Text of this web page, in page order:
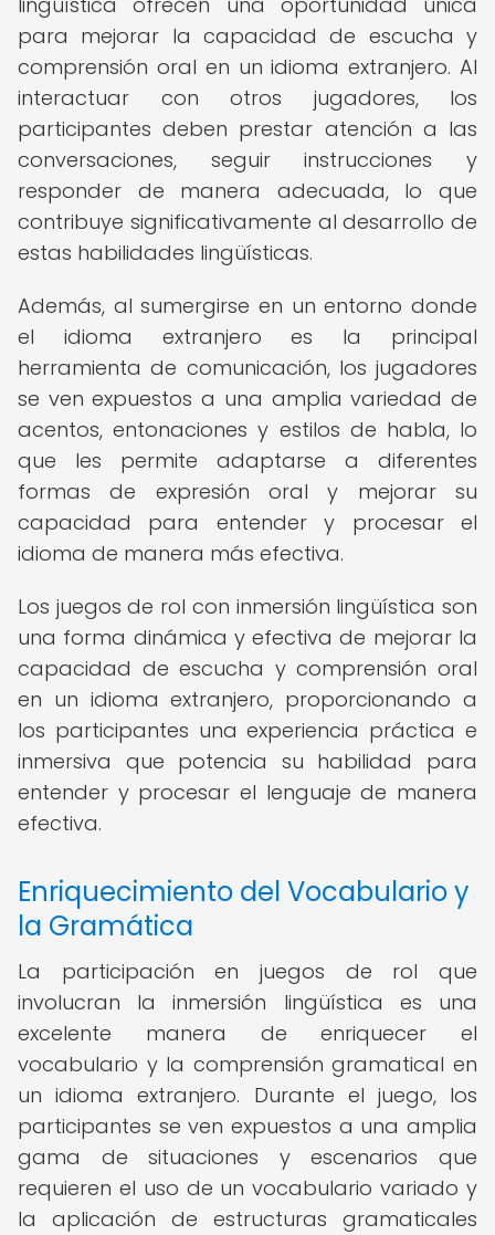
para mejorar la capacidad de escucha y
comprensión oral en un idioma extranjero. Al
interactuar con otros jugadores, los
participantes deben prestar atención a las
conversaciones, seguir instrucciones y
responder de manera adecuada, lo que
contribuye significativamente al desarrollo de
estas habilidades lingüísticas.
Además, al sumergirse en un entorno donde
el idioma extranjero es la principal
herramienta de comunicación, los jugadores
se ven expuestos a una amplia variedad de
acentos, entonaciones y estilos de habla, lo
que les permite adaptarse a diferentes
formas de expresión oral y mejorar su
capacidad para entender y procesar el
idioma de manera más efectiva.
Los juegos de rol con inmersión lingüística son
una forma dinámica y efectiva de mejorar la
capacidad de escucha y comprensión oral
en un idioma extranjero, proporcionando a
los participantes una experiencia práctica e
inmersiva que potencia su habilidad para
entender y procesar el lenguaje de manera
efectiva.
Enriquecimiento del Vocabulario y
la Gramática
La participación en juegos de rol que
involucran la inmersión lingüística es una
excelente manera de enriquecer el
vocabulario y la comprensión gramatical en
un idioma extranjero. Durante el juego, los
participantes se ven expuestos a una amplia
gama de situaciones y escenarios que
requieren el uso de un vocabulario variado y
la aplicación de estructuras gramaticales